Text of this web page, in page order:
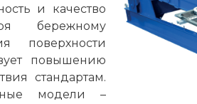
и качество
бережному
поверхности
повышению
стандартам.
модели –